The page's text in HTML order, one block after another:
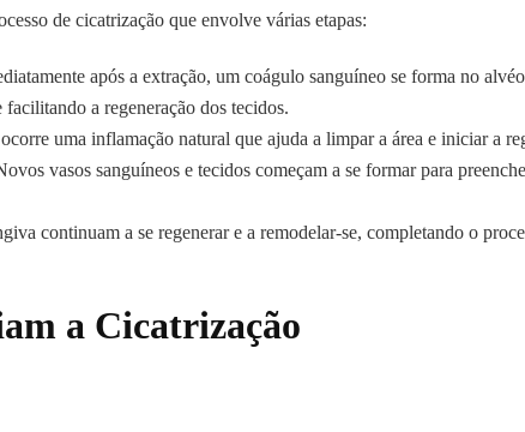
de cicatrização que envolve várias etapas:
após a extração, um coágulo sanguíneo se forma no
a regeneração dos tecidos.
uma inflamação natural que ajuda a limpar a área e iniciar a
vasos sanguíneos e tecidos começam a se formar para
continuam a se regenerar e a remodelar-se, completando o
a Cicatrização